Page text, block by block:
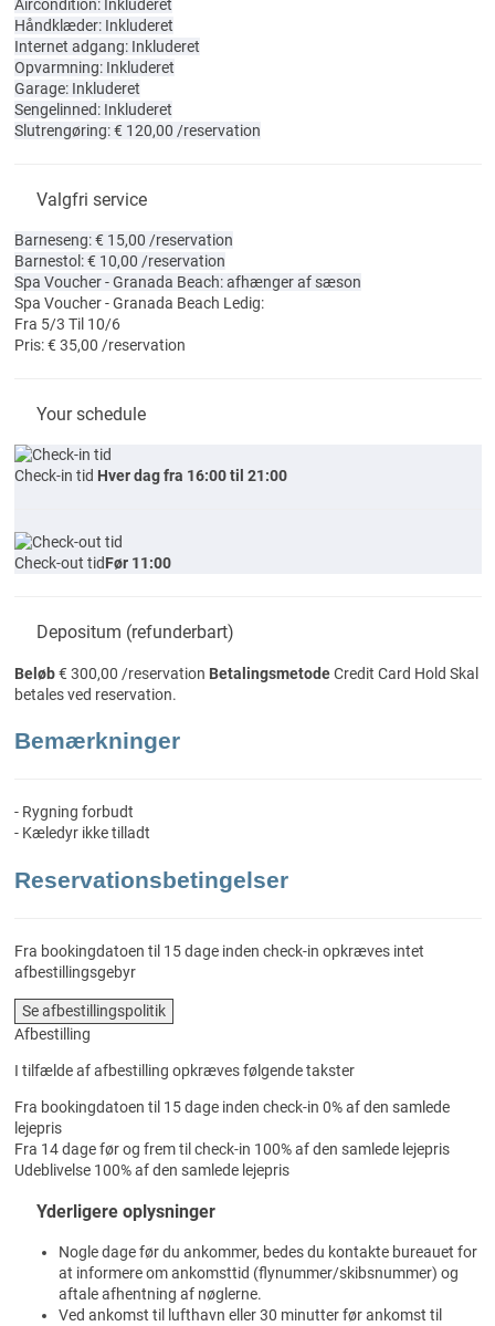
Aircondition: Inkluderet
Håndklæder: Inkluderet
Internet adgang: Inkluderet
Opvarmning: Inkluderet
Garage: Inkluderet
Sengelinned: Inkluderet
Slutrengøring: € 120,00 /reservation
Valgfri service
Barneseng: € 15,00 /reservation
Barnestol: € 10,00 /reservation
Spa Voucher - Granada Beach: afhænger af sæson
Spa Voucher - Granada Beach Ledig:
Fra 5/3 Til 10/6
Pris: € 35,00 /reservation
Your schedule
Check-in tid Hver dag fra 16:00 til 21:00
Check-out tidFør 11:00
Depositum (refunderbart)
Beløb€ 300,00 /reservation BetalingsmetodeCredit Card Hold Skal
betales ved reservation.
Bemærkninger
- Rygning forbudt
- Kæledyr ikke tilladt
Reservationsbetingelser
Fra bookingdatoen til 15 dage inden check-in opkræves intet
afbestillingsgebyr
Se afbestillingspolitik
Afbestilling
I tilfælde af afbestilling opkræves følgende takster
Fra bookingdatoen til 15 dage inden check-in 0% af den samlede
lejepris
Fra 14 dage før og frem til check-in 100% af den samlede lejepris
Udeblivelse 100% af den samlede lejepris
Yderligere oplysninger
Nogle dage før du ankommer, bedes du kontakte bureauet for
at informere om ankomsttid (flynummer/skibsnummer) og
aftale afhentning af nøglerne.
Ved ankomst til lufthavn eller 30 minutter før ankomst til